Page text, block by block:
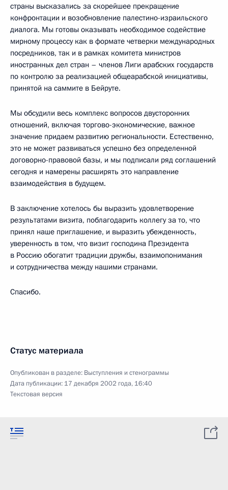
страны высказались за скорейшее прекращение
конфронтации и возобновление палестино-израильского
диалога. Мы готовы оказывать необходимое содействие
мирному процессу как в формате четверки международных
посредников, так и в рамках комитета министров
иностранных дел стран – членов Лиги арабских государств
по контролю за реализацией общеарабской инициативы,
принятой на саммите в Бейруте.
Мы обсудили весь комплекс вопросов двусторонних
отношений, включая торгово-экономические, важное
значение придаем развитию региональности. Естественно,
это не может развиваться успешно без определенной
договорно-правовой базы, и мы подписали ряд соглашений
сегодня и намерены расширять это направление
взаимодействия в будущем.
В заключение хотелось бы выразить удовлетворение
результатами визита, поблагодарить коллегу за то, что
принял наше приглашение, и выразить убежденность,
уверенность в том, что визит господина Президента
в Россию обогатит традиции дружбы, взаимопонимания
и сотрудничества между нашими странами.
Спасибо.
Статус материала
Опубликован в разделе: Выступления и стенограммы
Дата публикации: 17 декабря 2002 года, 16:40
Текстовая версия